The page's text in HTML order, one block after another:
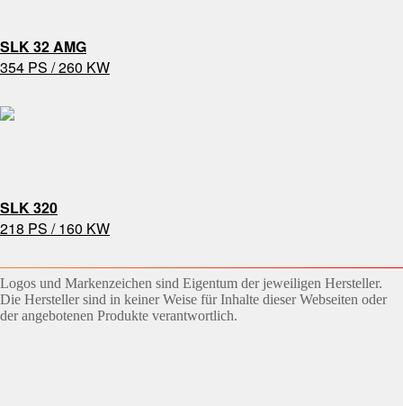
SLK 32 AMG
354 PS / 260 KW
SLK 320
218 PS / 160 KW
Logos und Markenzeichen sind Eigentum der jeweiligen Hersteller.
Die Hersteller sind in keiner Weise für Inhalte dieser Webseiten oder
der angebotenen Produkte verantwortlich.